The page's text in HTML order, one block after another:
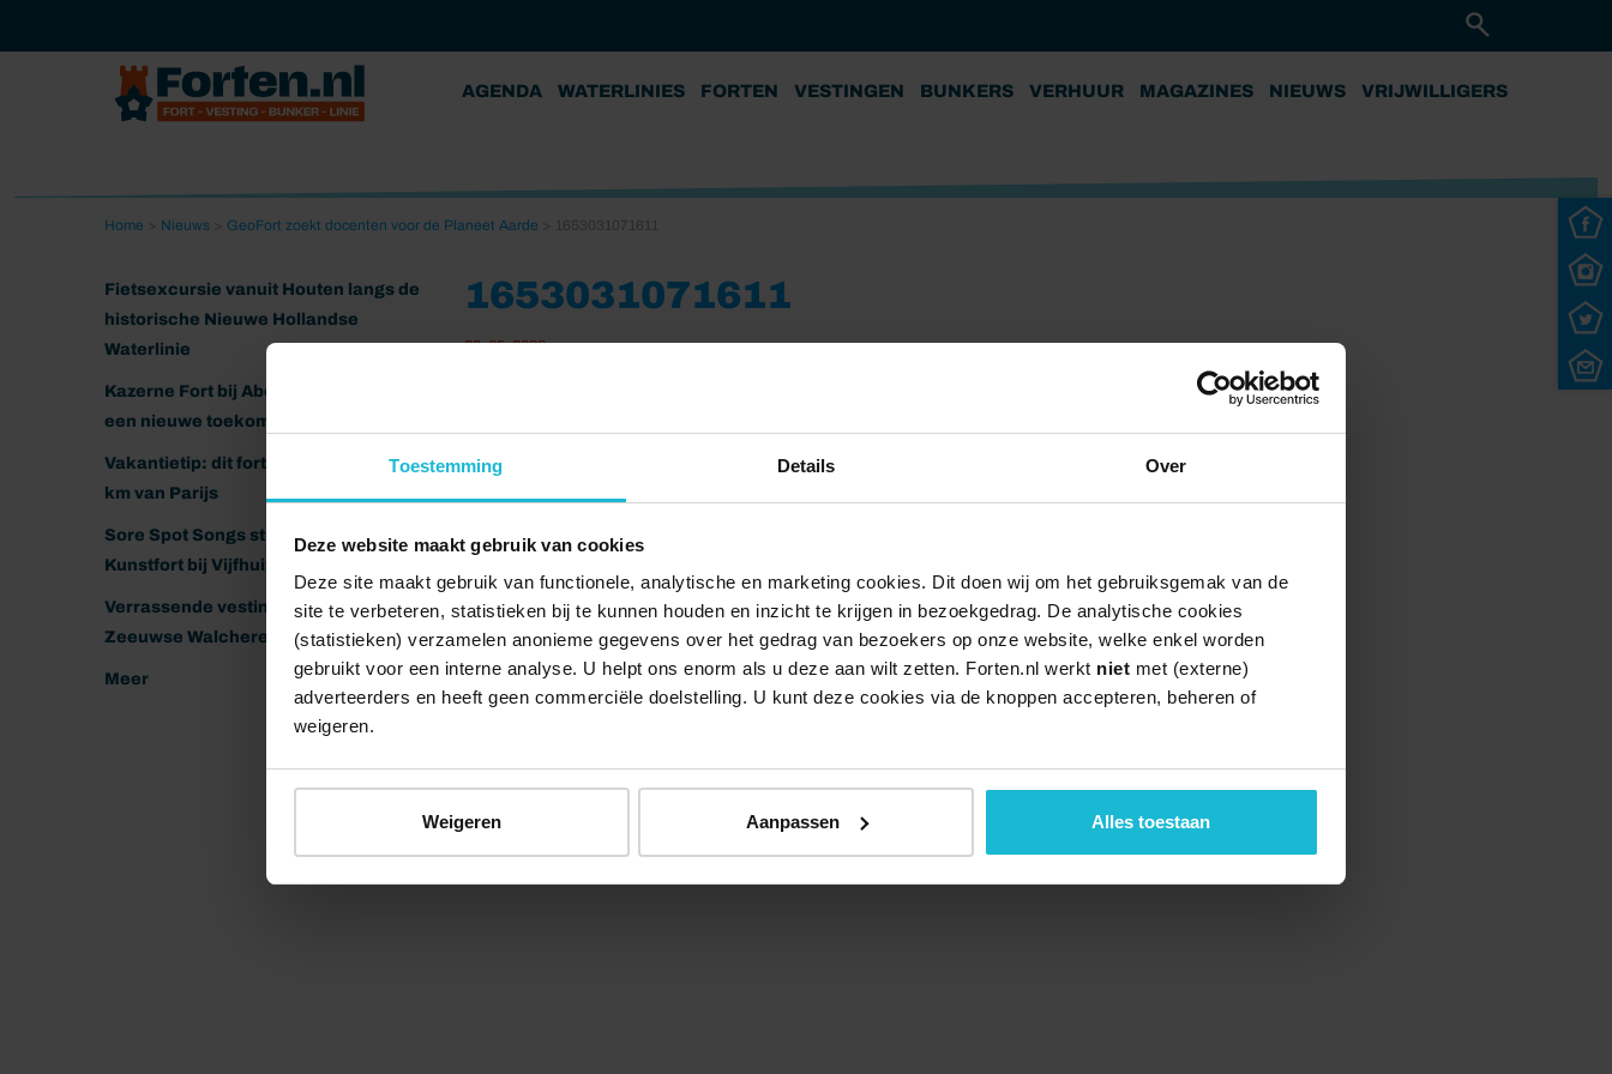
Toestemming Details Over
Deze website maakt gebruik van cookies
Deze site maakt gebruik van functionele, analytische en marketing cookies. Dit doen wij om het gebruiksgemak van de
site te verbeteren, statistieken bij te kunnen houden en inzicht te krijgen in bezoekgedrag. De analytische cookies
(statistieken) verzamelen anonieme gegevens over het gedrag van bezoekers op onze website, welke enkel worden
gebruikt voor een interne analyse. U helpt ons enorm als u deze aan wilt zetten. Forten.nl werkt niet met (externe)
adverteerders en heeft geen commerciële doelstelling. U kunt deze cookies via de knoppen accepteren, beheren of
weigeren.
Weigeren Aanpassen Alles toestaan
AGENDA WATERLINIES FORTEN VESTINGEN BUNKERS VERHUUR MAGAZINES NIEUWS VRIJWILLIGERS
Home Nieuws GeoFort zoekt docenten voor de Planeet Aarde
Fietsexcursie vanuit Houten langs de
historische Nieuwe Hollandse
Waterlinie
Kazerne Fort bij Abcoude klaar voor
een nieuwe toekomst
Vakantietip: dit fort ligt nog geen 20
km van Parijs
Sore Spot Songs strijkt neer op het
Kunstfort bij Vijfhuizen
Verrassende vestingen van het
Zeeuwse Walcheren
Meer
1653031071611
23-05-2022
© 2026 Stichting Forten Nederland Over ons Doneer nu Disclaimer Contact Forten.nl wordt ondersteund door de